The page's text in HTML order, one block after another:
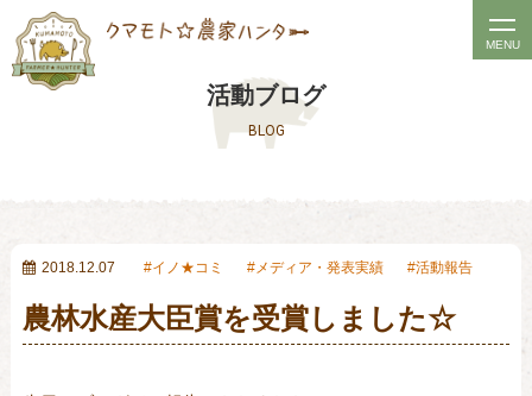
t
MENU
活動ブログ
BLOG
2018.12.07 イノ★コミ メディア・発表実績 活動報告
農林水産大臣賞を受賞しました☆